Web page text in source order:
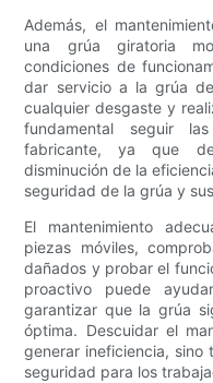
Además, el
una grúa giratoria
condiciones de
dar servicio a la grúa
cualquier desgaste y
fundamental seguir
fabricante, ya que
disminución de la
seguridad de la grúa y
El mantenimiento
piezas móviles,
dañados y probar el
proactivo puede
garantizar que la grúa
óptima. Descuidar el
generar ineficiencia, sino
seguridad para los